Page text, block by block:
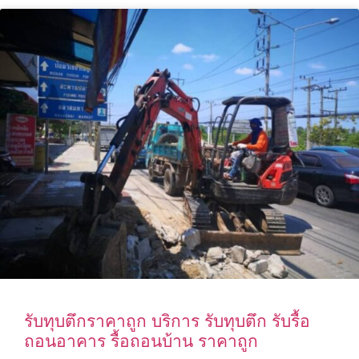
รับทุบตึกราคาถูก บริการ รับทุบตึก รับรื้อ
ถอนอาคาร รื้อถอนบ้าน ราคาถูก